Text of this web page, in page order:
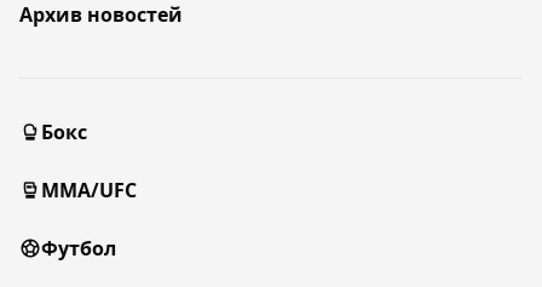
Архив новостей
Бокс
MMA/UFC
Футбол